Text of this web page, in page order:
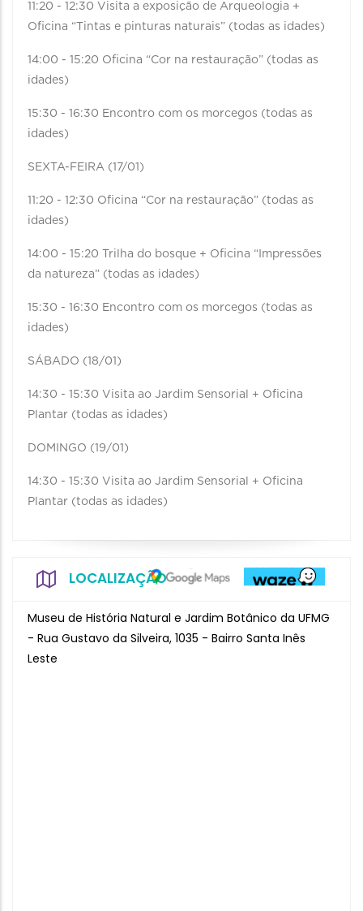
11:20 - 12:30 Visita a exposição de Arqueologia +
Oficina “Tintas e pinturas naturais” (todas as idades)
14:00 - 15:20 Oficina “Cor na restauração” (todas as
idades)
15:30 - 16:30 Encontro com os morcegos (todas as
idades)
SEXTA-FEIRA (17/01)
11:20 - 12:30 Oficina “Cor na restauração” (todas as
idades)
14:00 - 15:20 Trilha do bosque + Oficina “Impressões
da natureza” (todas as idades)
15:30 - 16:30 Encontro com os morcegos (todas as
idades)
SÁBADO (18/01)
14:30 - 15:30 Visita ao Jardim Sensorial + Oficina
Plantar (todas as idades)
DOMINGO (19/01)
14:30 - 15:30 Visita ao Jardim Sensorial + Oficina
Plantar (todas as idades)
LOCALIZAÇÃO
Museu de História Natural e Jardim Botânico da UFMG
- Rua Gustavo da Silveira, 1035 - Bairro Santa Inês
Leste